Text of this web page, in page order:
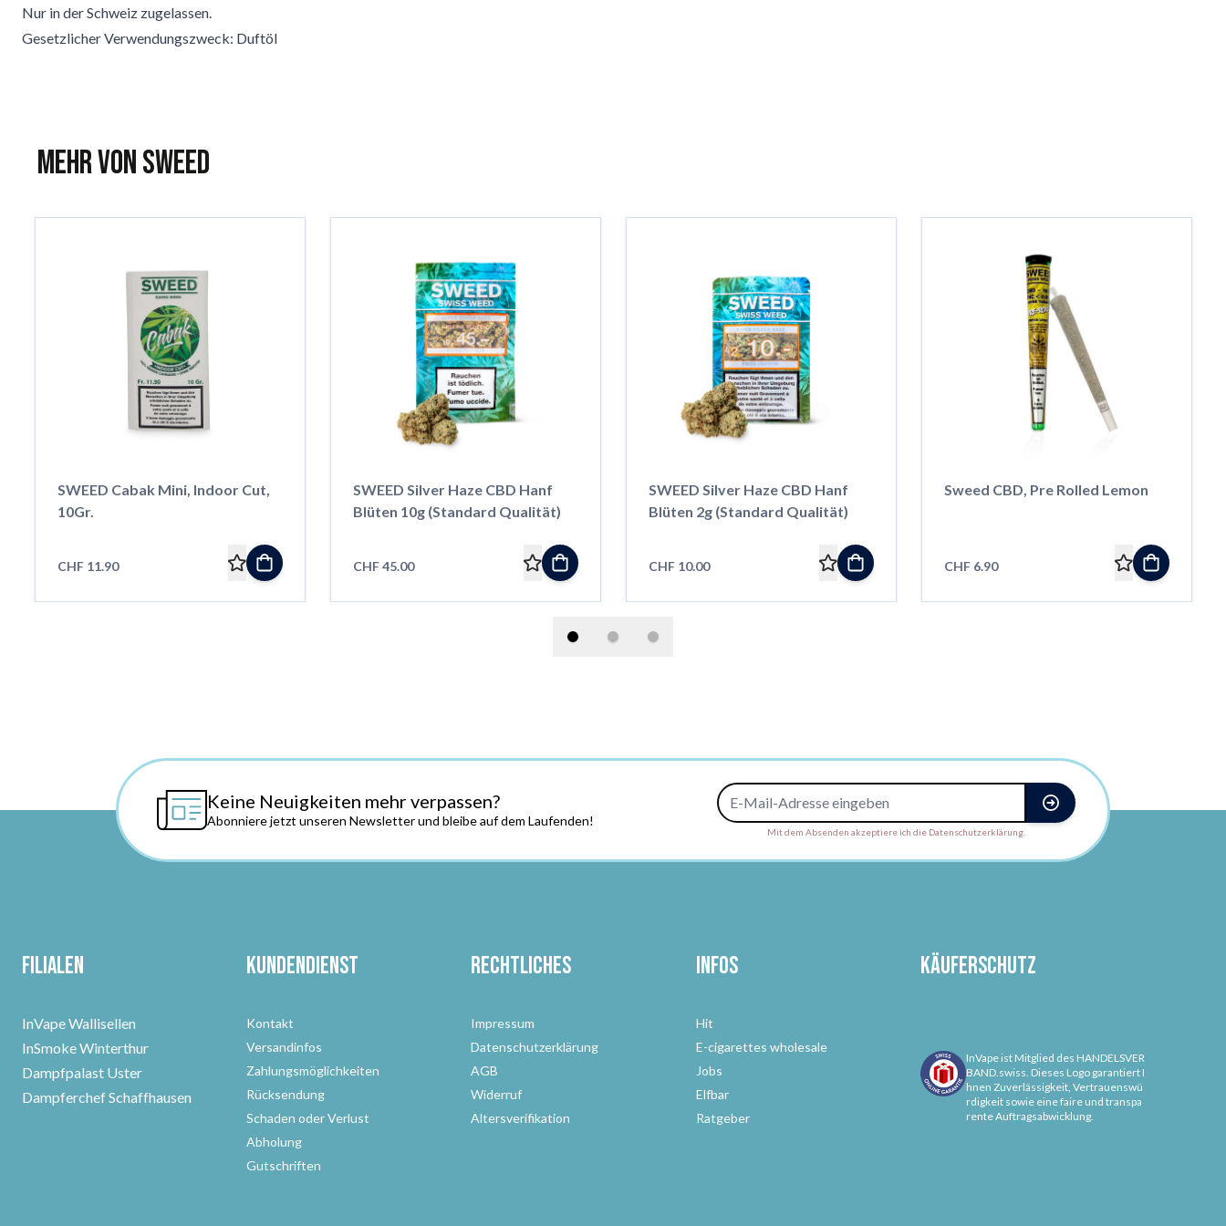
Nur in der Schweiz zugelassen.
Gesetzlicher Verwendungszweck: Duftöl
Mehr von Sweed
SWEED Cabak Mini, Indoor Cut,
10Gr.
CHF 11.90
SWEED Silver Haze CBD Hanf
Blüten 10g (Standard Qualität)
CHF 45.00
SWEED Silver Haze CBD Hanf
Blüten 2g (Standard Qualität)
CHF 10.00
Sweed CBD, Pre Rolled Lemon
CHF 6.90
Keine Neuigkeiten mehr verpassen?
Abonniere jetzt unseren Newsletter und bleibe auf dem Laufenden!
E-Mail-Adresse
Mit dem Absenden akzeptiere ich die Datenschutzerklärung.
Filialen
InVape Wallisellen
InSmoke Winterthur
Dampfpalast Uster
Dampferchef Schaffhausen
Kundendienst
Kontakt
Versandinfos
Zahlungsmöglichkeiten
Rücksendung
Schaden oder Verlust
Abholung
Gutschriften
Rechtliches
Impressum
Datenschutzerklärung
AGB
Widerruf
Altersverifikation
Infos
Hit
E-cigarettes wholesale
Jobs
Elfbar
Ratgeber
Käuferschutz
InVape ist Mitglied des HANDELSVER
BAND.swiss. Dieses Logo garantiert I
hnen Zuverlässigkeit, Vertrauenswü
rdigkeit sowie eine faire und transpa
rente Auftragsabwicklung.